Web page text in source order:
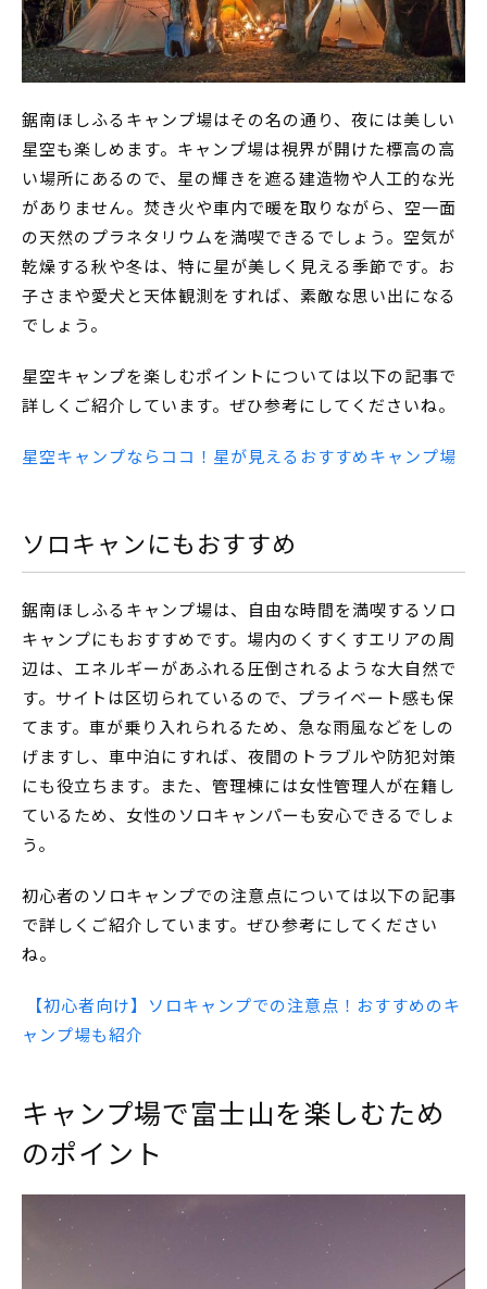
鋸南ほしふるキャンプ場はその名の通り、夜には美しい
星空も楽しめます。キャンプ場は視界が開けた標高の高
い場所にあるので、星の輝きを遮る建造物や人工的な光
がありません。焚き火や車内で暖を取りながら、空一面
の天然のプラネタリウムを満喫できるでしょう。空気が
乾燥する秋や冬は、特に星が美しく見える季節です。お
子さまや愛犬と天体観測をすれば、素敵な思い出になる
でしょう。
星空キャンプを楽しむポイントについては以下の記事で
詳しくご紹介しています。ぜひ参考にしてくださいね。
星空キャンプならココ！星が見えるおすすめキャンプ場
ソロキャンにもおすすめ
鋸南ほしふるキャンプ場は、自由な時間を満喫するソロ
キャンプにもおすすめです。場内のくすくすエリアの周
辺は、エネルギーがあふれる圧倒されるような大自然で
す。サイトは区切られているので、プライベート感も保
てます。車が乗り入れられるため、急な雨風などをしの
げますし、車中泊にすれば、夜間のトラブルや防犯対策
にも役立ちます。また、管理棟には女性管理人が在籍し
ているため、女性のソロキャンパーも安心できるでしょ
う。
初心者のソロキャンプでの注意点については以下の記事
で詳しくご紹介しています。ぜひ参考にしてください
ね。
【初心者向け】ソロキャンプでの注意点！おすすめのキ
ャンプ場も紹介
キャンプ場で富士山を楽しむため
のポイント